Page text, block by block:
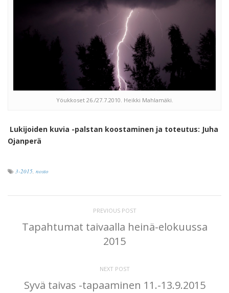
Yöukkoset 26./27.7.2010. Heikki Mahlamäki.
Lukijoiden kuvia -palstan koostaminen ja toteutus: Juha
Ojanperä
3-2015, nosto
PREVIOUS POST
Tapahtumat taivaalla heinä-elokuussa
2015
NEXT POST
Syvä taivas -tapaaminen 11.-13.9.2015